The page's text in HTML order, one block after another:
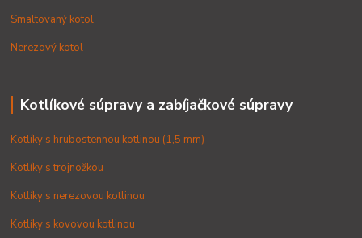
Smaltovaný kotol
Nerezový kotol
Kotlíkové súpravy a zabíjačkové súpravy
Kotlíky s hrubostennou kotlinou (1,5 mm)
Kotlíky s trojnožkou
Kotlíky s nerezovou kotlinou
Kotlíky s kovovou kotlinou